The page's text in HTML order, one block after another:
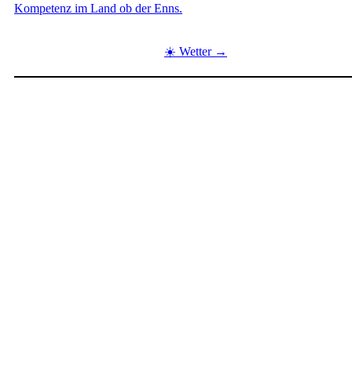
Kompetenz im Land ob der Enns.
☀️ Wetter →